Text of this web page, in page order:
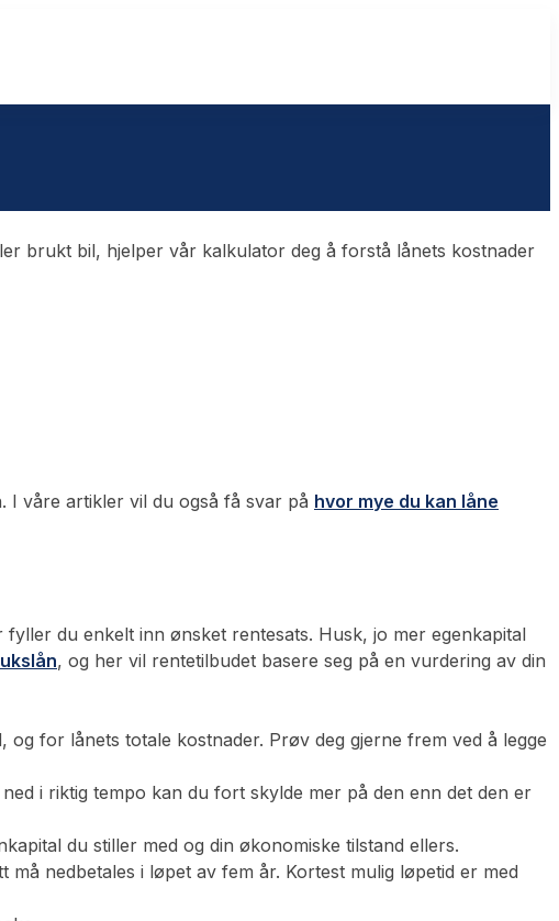
brukt bil, hjelper vår kalkulator deg å forstå lånets kostnader
I våre artikler vil du også få svar på hvor mye du kan låne
du enkelt inn ønsket rentesats. Husk, jo mer egenkapital
, og her vil rentetilbudet basere seg på en vurdering av din
for lånets totale kostnader. Prøv deg gjerne frem ved å legge
i riktig tempo kan du fort skylde mer på den enn det den er
du stiller med og din økonomiske tilstand ellers.
må nedbetales i løpet av fem år. Kortest mulig løpetid er med